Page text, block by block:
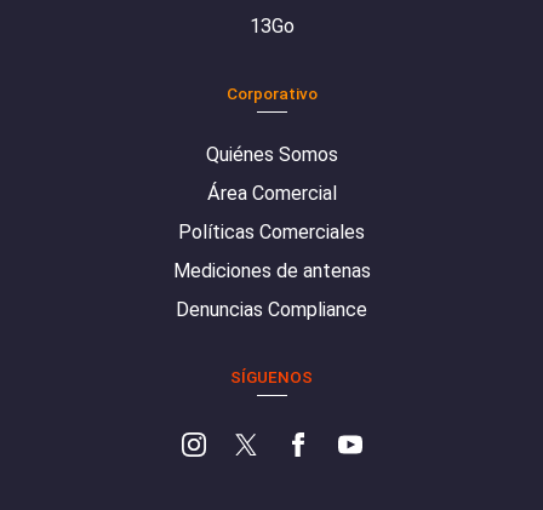
13Go
Corporativo
Quiénes Somos
Área Comercial
Políticas Comerciales
Mediciones de antenas
Denuncias Compliance
SÍGUENOS